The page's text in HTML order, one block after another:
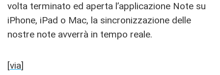
volta terminato ed aperta l’applicazione Note su
iPhone, iPad o Mac, la sincronizzazione delle
nostre note avverrà in tempo reale.
[via]